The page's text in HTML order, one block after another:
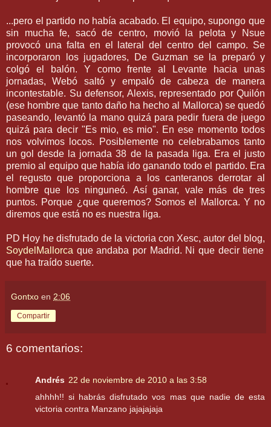
...pero el partido no había acabado. El equipo, supongo que
sin mucha fe, sacó de centro, movió la pelota y Nsue
provocó una falta en el lateral del centro del campo. Se
incorporaron los jugadores, De Guzman se la preparó y
colgó el balón. Y como frente al Levante hacia unas
jornadas, Webó saltó y empaló de cabeza de manera
incontestable. Su defensor, Alexis, representado por Quilón
(ese hombre que tanto daño ha hecho al Mallorca) se quedó
paseando, levantó la mano quizá para pedir fuera de juego
quizá para decir "Es mio, es mio". En ese momento todos
nos volvimos locos. Posiblemente no celebrabamos tanto
un gol desde la jornada 38 de la pasada liga. Era el justo
premio al equipo que había ido ganando todo el partido. Era
el regusto que proporciona a los canteranos derrotar al
hombre que los ninguneó. Así ganar, vale más de tres
puntos. Porque ¿que queremos? Somos el Mallorca. Y no
diremos que está no es nuestra liga.
PD Hoy he disfrutado de la victoria con Xesc, autor del blog,
SoydelMallorca que andaba por Madrid. Ni que decir tiene
que ha traído suerte.
Gontxo en 2:06
Compartir
6 comentarios:
Andrés 22 de noviembre de 2010 a las 3:58
ahhhh!! si habrás disfrutado vos mas que nadie de esta
victoria contra Manzano jajajajaja